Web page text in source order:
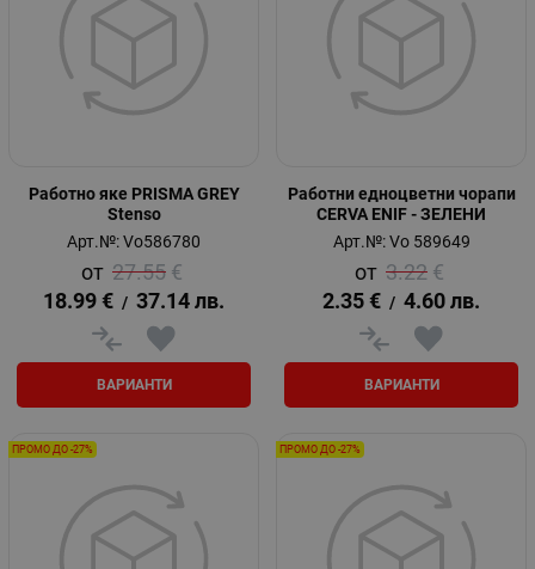
Работно яке PRISMA GREY
Stenso
Арт.№: Vo586780
27.55 €
18.99 € / 37.14 лв.
ВАРИАНТИ
Работни едноцветни чорапи
CERVA ENIF - ЗЕЛЕНИ
Арт.№: Vo 589649
3.22 €
2.35 € / 4.60 лв.
ВАРИАНТИ
ПРОМО ДО -27% ПРОМО ДО -27%